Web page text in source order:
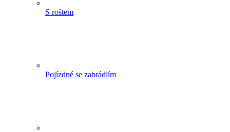
S roštem
Pojízdné se zabrádlím